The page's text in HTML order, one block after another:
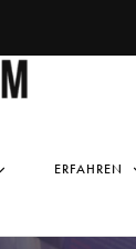
ERFAHREN